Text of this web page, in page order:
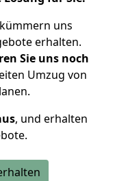
uns
erhalten.
Sie uns noch
Umzug von
, und erhalten